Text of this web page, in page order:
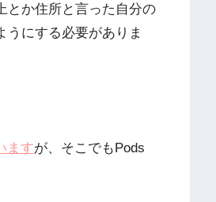
とか住所と言った自分の
うにする必要がありま
ますが、そこでもPods